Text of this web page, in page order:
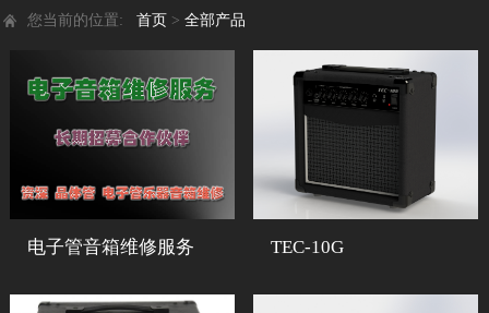
您当前的位置:首页 >全部产品
电子管音箱维修服务 TEC-10G